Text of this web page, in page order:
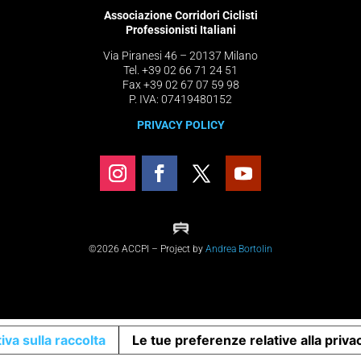
Associazione Corridori Ciclisti
Professionisti Italiani
Via Piranesi 46 – 20137 Milano
Tel. +39 02 66 71 24 51
Fax +39 02 67 07 59 98
P. IVA: 07419480152
PRIVACY POLICY
©2026 ACCPI – Project by Andrea Bortolin
sulla raccolta Le tue preferenze relative alla